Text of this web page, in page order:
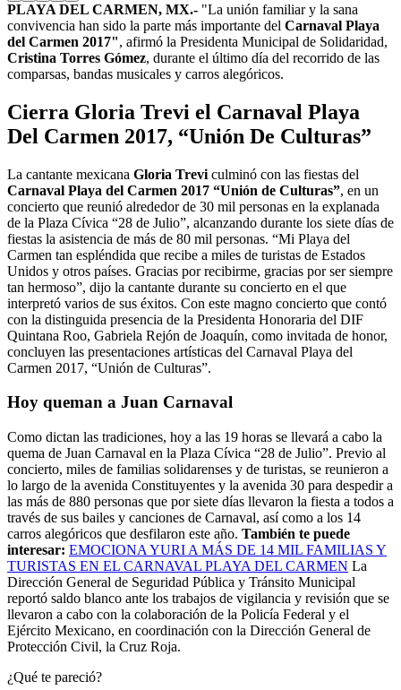
PLAYA DEL CARMEN, MX.- "La unión familiar y la sana
convivencia han sido la parte más importante del Carnaval Playa
del Carmen 2017", afirmó la Presidenta Municipal de Solidaridad,
Cristina Torres Gómez, durante el último día del recorrido de las
comparsas, bandas musicales y carros alegóricos.
Cierra Gloria Trevi el Carnaval Playa
Del Carmen 2017, “Unión De Culturas”
La cantante mexicana Gloria Trevi culminó con las fiestas del
Carnaval Playa del Carmen 2017 “Unión de Culturas”, en un
concierto que reunió alrededor de 30 mil personas en la explanada
de la Plaza Cívica “28 de Julio”, alcanzando durante los siete días de
fiestas la asistencia de más de 80 mil personas. “Mi Playa del
Carmen tan espléndida que recibe a miles de turistas de Estados
Unidos y otros países. Gracias por recibirme, gracias por ser siempre
tan hermoso”, dijo la cantante durante su concierto en el que
interpretó varios de sus éxitos. Con este magno concierto que contó
con la distinguida presencia de la Presidenta Honoraria del DIF
Quintana Roo, Gabriela Rejón de Joaquín, como invitada de honor,
concluyen las presentaciones artísticas del Carnaval Playa del
Carmen 2017, “Unión de Culturas”.
Hoy queman a Juan Carnaval
Como dictan las tradiciones, hoy a las 19 horas se llevará a cabo la
quema de Juan Carnaval en la Plaza Cívica “28 de Julio”. Previo al
concierto, miles de familias solidarenses y de turistas, se reunieron a
lo largo de la avenida Constituyentes y la avenida 30 para despedir a
las más de 880 personas que por siete días llevaron la fiesta a todos a
través de sus bailes y canciones de Carnaval, así como a los 14
carros alegóricos que desfilaron este año. También te puede
interesar: EMOCIONA YURI A MÁS DE 14 MIL FAMILIAS Y
TURISTAS EN EL CARNAVAL PLAYA DEL CARMEN La
Dirección General de Seguridad Pública y Tránsito Municipal
reportó saldo blanco ante los trabajos de vigilancia y revisión que se
llevaron a cabo con la colaboración de la Policía Federal y el
Ejército Mexicano, en coordinación con la Dirección General de
Protección Civil, la Cruz Roja.
¿Qué te pareció?